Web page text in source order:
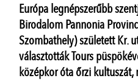
Európa legnépszerűbb
Birodalom Pannonia
Szombathely) született Kr.
választották Tours
középkor óta őrzi kultuszát,